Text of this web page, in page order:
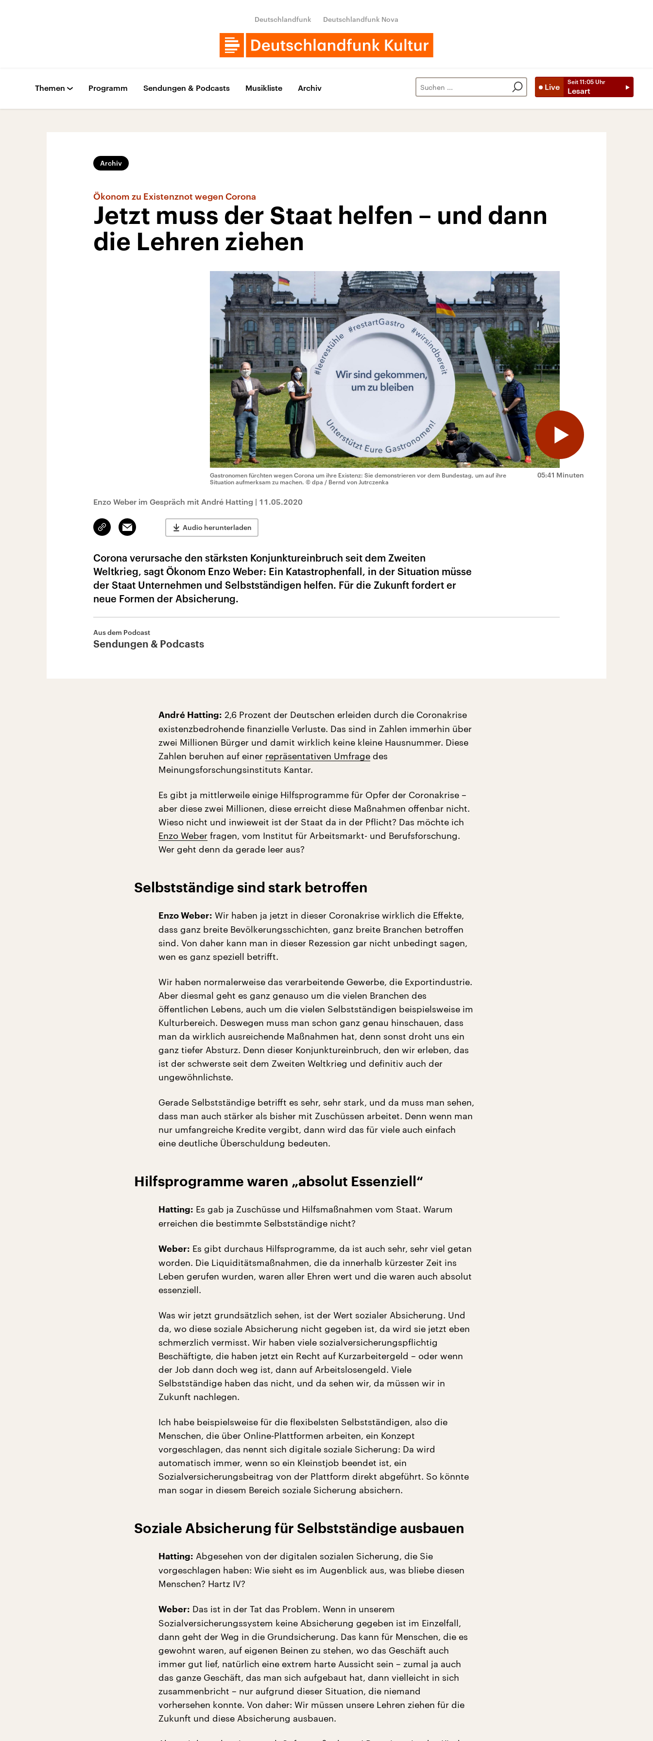
Deutschlandfunk Deutschlandfunk Nova
Live
Seit 11:05 Uhr
Lesart
Themen Programm Sendungen & Podcasts Musikliste Archiv
Archiv
Ökonom zu Existenznot wegen Corona
Jetzt muss der Staat helfen – und dann
die Lehren ziehen
05:41 Minuten
Gastronomen fürchten wegen Corona um ihre Existenz: Sie demonstrieren vor dem Bundestag, um auf ihre
Situation aufmerksam zu machen. © dpa / Bernd von Jutrczenka
Enzo Weber im Gespräch mit André Hatting | 11.05.2020
Link
kopieren/teilen
Email Audio herunterladen
Corona verursache den stärksten Konjunktureinbruch seit dem Zweiten
Weltkrieg, sagt Ökonom Enzo Weber: Ein Katastrophenfall, in der Situation müsse
der Staat Unternehmen und Selbstständigen helfen. Für die Zukunft fordert er
neue Formen der Absicherung.
Aus dem Podcast
Sendungen & Podcasts
André Hatting: 2,6 Prozent der Deutschen erleiden durch die Coronakrise
existenzbedrohende finanzielle Verluste. Das sind in Zahlen immerhin über
zwei Millionen Bürger und damit wirklich keine kleine Hausnummer. Diese
Zahlen beruhen auf einer repräsentativen Umfrage des
Meinungsforschungsinstituts Kantar.
Es gibt ja mittlerweile einige Hilfsprogramme für Opfer der Coronakrise –
aber diese zwei Millionen, diese erreicht diese Maßnahmen offenbar nicht.
Wieso nicht und inwieweit ist der Staat da in der Pflicht? Das möchte ich
Enzo Weber fragen, vom Institut für Arbeitsmarkt- und Berufsforschung.
Wer geht denn da gerade leer aus?
Selbstständige sind stark betroffen
Enzo Weber: Wir haben ja jetzt in dieser Coronakrise wirklich die Effekte,
dass ganz breite Bevölkerungsschichten, ganz breite Branchen betroffen
sind. Von daher kann man in dieser Rezession gar nicht unbedingt sagen,
wen es ganz speziell betrifft.
Wir haben normalerweise das verarbeitende Gewerbe, die Exportindustrie.
Aber diesmal geht es ganz genauso um die vielen Branchen des
öffentlichen Lebens, auch um die vielen Selbstständigen beispielsweise im
Kulturbereich. Deswegen muss man schon ganz genau hinschauen, dass
man da wirklich ausreichende Maßnahmen hat, denn sonst droht uns ein
ganz tiefer Absturz. Denn dieser Konjunktureinbruch, den wir erleben, das
ist der schwerste seit dem Zweiten Weltkrieg und definitiv auch der
ungewöhnlichste.
Gerade Selbstständige betrifft es sehr, sehr stark, und da muss man sehen,
dass man auch stärker als bisher mit Zuschüssen arbeitet. Denn wenn man
nur umfangreiche Kredite vergibt, dann wird das für viele auch einfach
eine deutliche Überschuldung bedeuten.
Hilfsprogramme waren „absolut Essenziell“
Hatting: Es gab ja Zuschüsse und Hilfsmaßnahmen vom Staat. Warum
erreichen die bestimmte Selbstständige nicht?
Weber: Es gibt durchaus Hilfsprogramme, da ist auch sehr, sehr viel getan
worden. Die Liquiditätsmaßnahmen, die da innerhalb kürzester Zeit ins
Leben gerufen wurden, waren aller Ehren wert und die waren auch absolut
essenziell.
Was wir jetzt grundsätzlich sehen, ist der Wert sozialer Absicherung. Und
da, wo diese soziale Absicherung nicht gegeben ist, da wird sie jetzt eben
schmerzlich vermisst. Wir haben viele sozialversicherungspflichtig
Beschäftigte, die haben jetzt ein Recht auf Kurzarbeitergeld – oder wenn
der Job dann doch weg ist, dann auf Arbeitslosengeld. Viele
Selbstständige haben das nicht, und da sehen wir, da müssen wir in
Zukunft nachlegen.
Ich habe beispielsweise für die flexibelsten Selbstständigen, also die
Menschen, die über Online-Plattformen arbeiten, ein Konzept
vorgeschlagen, das nennt sich digitale soziale Sicherung: Da wird
automatisch immer, wenn so ein Kleinstjob beendet ist, ein
Sozialversicherungsbeitrag von der Plattform direkt abgeführt. So könnte
man sogar in diesem Bereich soziale Sicherung absichern.
Soziale Absicherung für Selbstständige ausbauen
Hatting: Abgesehen von der digitalen sozialen Sicherung, die Sie
vorgeschlagen haben: Wie sieht es im Augenblick aus, was bliebe diesen
Menschen? Hartz IV?
Weber: Das ist in der Tat das Problem. Wenn in unserem
Sozialversicherungssystem keine Absicherung gegeben ist im Einzelfall,
dann geht der Weg in die Grundsicherung. Das kann für Menschen, die es
gewohnt waren, auf eigenen Beinen zu stehen, wo das Geschäft auch
immer gut lief, natürlich eine extrem harte Aussicht sein – zumal ja auch
das ganze Geschäft, das man sich aufgebaut hat, dann vielleicht in sich
zusammenbricht – nur aufgrund dieser Situation, die niemand
vorhersehen konnte. Von daher: Wir müssen unsere Lehren ziehen für die
Zukunft und diese Absicherung ausbauen.